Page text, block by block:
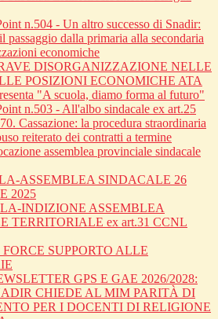
n.504 - Un altro successo di Snadir:
passaggio dalla primaria alla secondaria
economiche
DISORGANIZZAZIONE NELLE
POSIZIONI ECONOMICHE ATA
"A scuola, diamo forma al futuro"
n.503 - All'albo sindacale ex art.25
Cassazione: la procedura straordinaria
reiterato dei contratti a termine
assemblea provinciale sindacale
ASSEMBLEA SINDACALE 26
2025
INDIZIONE ASSEMBLEA
TERRITORIALE ex art.31 CCNL
SUPPORTO ALLE
GPS E GAE 2026/2028:
CHIEDE AL MIM PARITÀ DI
PER I DOCENTI DI RELIGIONE